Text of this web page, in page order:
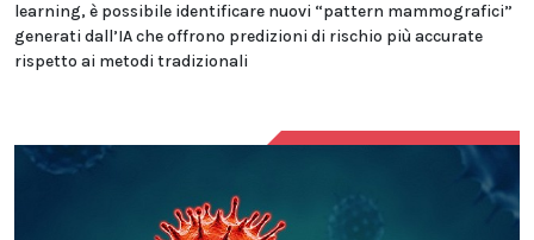
learning, è possibile identificare nuovi “pattern mammografici”
generati dall’IA che offrono predizioni di rischio più accurate
rispetto ai metodi tradizionali